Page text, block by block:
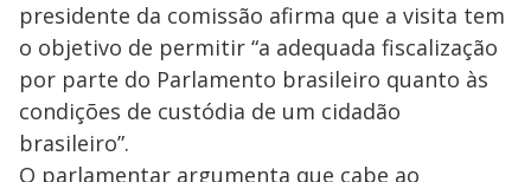
presidente da comissão afirma que a visita tem
o objetivo de permitir “a adequada fiscalização
por parte do Parlamento brasileiro quanto às
condições de custódia de um cidadão
brasileiro”.
O parlamentar argumenta que cabe ao